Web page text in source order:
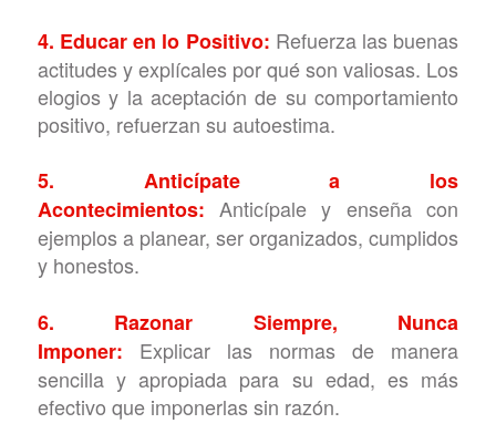
4. Educar en lo Positivo: Refuerza las buenas
actitudes y explícales por qué son valiosas. Los
elogios y la aceptación de su comportamiento
positivo, refuerzan su autoestima.
5. Anticípate a los
Acontecimientos: Anticípale y enseña con
ejemplos a planear, ser organizados, cumplidos
y honestos.
6. Razonar Siempre, Nunca
Imponer: Explicar las normas de manera
sencilla y apropiada para su edad, es más
efectivo que imponerlas sin razón.